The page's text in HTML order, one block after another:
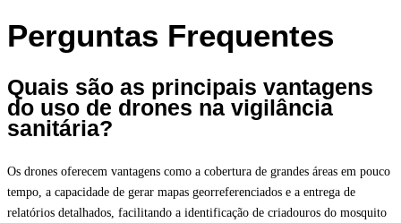
Perguntas Frequentes
Quais são as principais vantagens
do uso de drones na vigilância
sanitária?
Os drones oferecem vantagens como a cobertura de grandes áreas em pouco
tempo, a capacidade de gerar mapas georreferenciados e a entrega de
relatórios detalhados, facilitando a identificação de criadouros do mosquito